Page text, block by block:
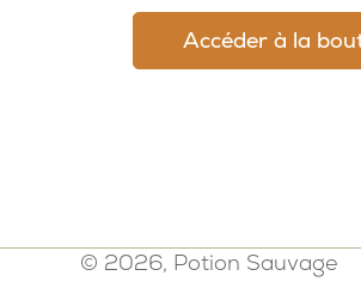
Accéder à la
© 2026, Potion Sauvage